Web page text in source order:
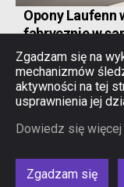
Zgadzam się na
mechanizmów
aktywności na tej
usprawnienia jej
Dowiedz się więcej
Zgadzam się
Opony Laufenn
fabrycznie w
Europie
2026-04-17
Laufenn